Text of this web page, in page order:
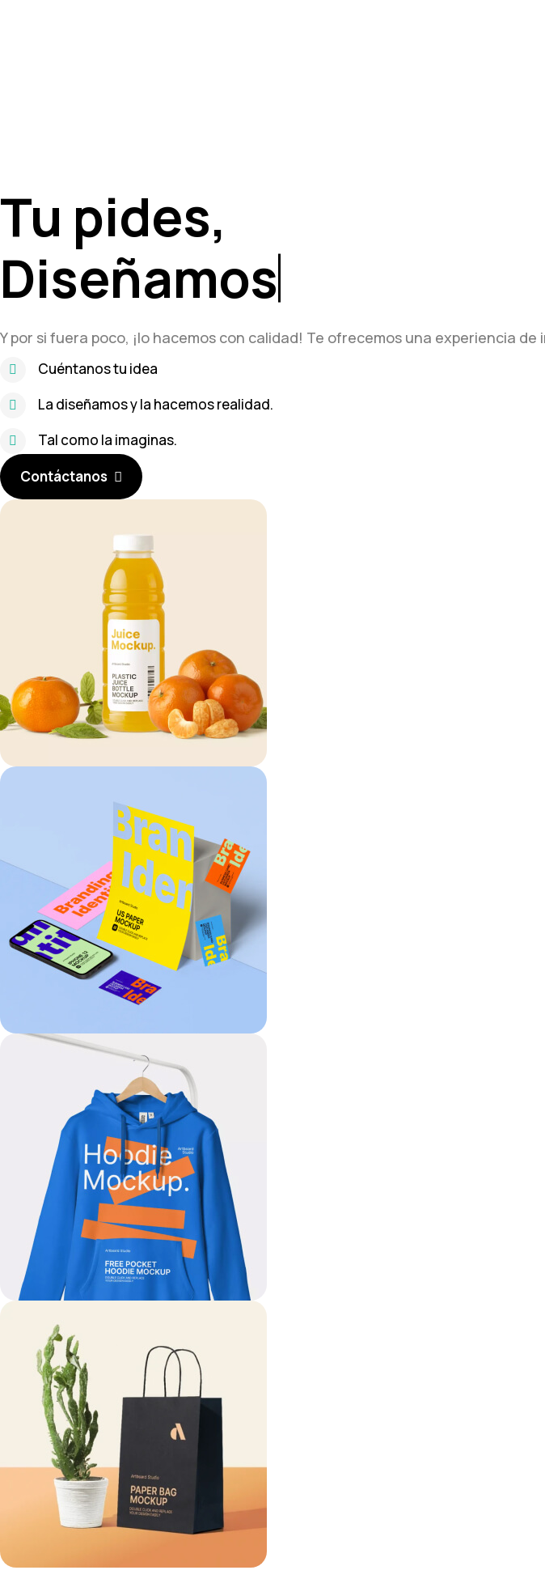
Tu pides,
Diseñamos
Y por si fuera poco, ¡lo hacemos con calidad! Te ofrecemos una experiencia
Cuéntanos tu idea
La diseñamos y la hacemos realidad.
Tal como la imaginas.
Contáctanos